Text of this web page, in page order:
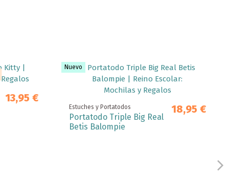
13,95 €
Nuevo
Estuches y Portatodos
Portatodo Triple Big Real
Betis Balompie
18,95 €